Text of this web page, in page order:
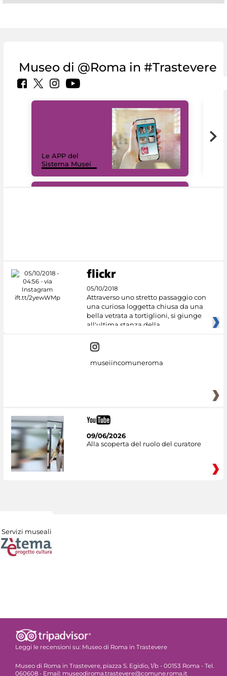
Museo di @Roma in #Trastevere
Le APP del
Sistema Musei
05/10/2018
Attraverso uno stretto passaggio con
una curiosa loggetta chiusa da una
bella vetrata a tortiglioni, si giunge
all'ultima stanza della
museiincomuneroma
09/06/2026
Alla scoperta del ruolo del curatore
Servizi museali
Leggi le recensioni su: Museo di Roma in Trastevere
Museo di Roma in Trastevere, piazza S. Egidio, 1/b - 00153 Roma - Tel.
060608 - Email: museodiroma.trastevere@comune.roma.it